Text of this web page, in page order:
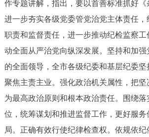
作专题讲解，指出，要以首善标准抓好《
进一步夯实各级党委管党治党主体责任，
职责和监督责任，进一步推动纪检监察工
动全面从严治党向纵深发展。坚持和加
的全面领导，全市各级纪委和基层纪委坚
聚焦主责主业。强化政治机关属性，把坚
为最高政治原则和根本政治责任。围绕
位，统筹谋划和推进监督工作，更好服务
局。正确有效行使纪律检查权。依规依